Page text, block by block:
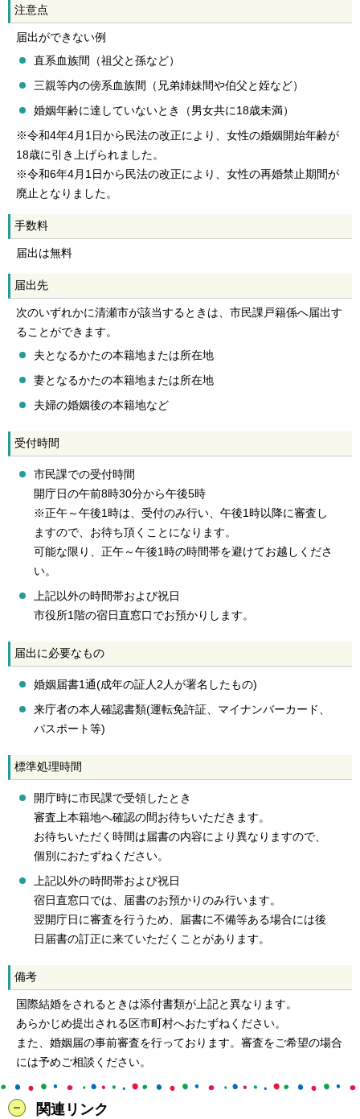
注意点
届出ができない例
直系血族間（祖父と孫など）
三親等内の傍系血族間（兄弟姉妹間や伯父と姪など）
婚姻年齢に達していないとき（男女共に18歳未満）
※令和4年4月1日から民法の改正により、女性の婚姻開始年齢が
18歳に引き上げられました。
※令和6年4月1日から民法の改正により、女性の再婚禁止期間が
廃止となりました。
手数料
届出は無料
届出先
次のいずれかに清瀬市が該当するときは、市民課戸籍係へ届出す
ることができます。
夫となるかたの本籍地または所在地
妻となるかたの本籍地または所在地
夫婦の婚姻後の本籍地など
受付時間
市民課での受付時間
開庁日の午前8時30分から午後5時
※正午～午後1時は、受付のみ行い、午後1時以降に審査し
ますので、お待ち頂くことになります。
可能な限り、正午～午後1時の時間帯を避けてお越しくださ
い。
上記以外の時間帯および祝日
市役所1階の宿日直窓口でお預かりします。
届出に必要なもの
婚姻届書1通(成年の証人2人が署名したもの)
来庁者の本人確認書類(運転免許証、マイナンバーカード、
パスポート等)
標準処理時間
開庁時に市民課で受領したとき
審査上本籍地へ確認の間お待ちいただきます。
お待ちいただく時間は届書の内容により異なりますので、
個別におたずねください。
上記以外の時間帯および祝日
宿日直窓口では、届書のお預かりのみ行います。
翌開庁日に審査を行うため、届書に不備等ある場合には後
日届書の訂正に来ていただくことがあります。
備考
国際結婚をされるときは添付書類が上記と異なります。
あらかじめ提出される区市町村へおたずねください。
また、婚姻届の事前審査を行っております。審査をご希望の場合
には予めご相談ください。
関連リンク